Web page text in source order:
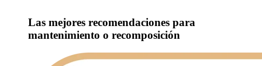
Las mejores recomendaciones para
mantenimiento o recomposición